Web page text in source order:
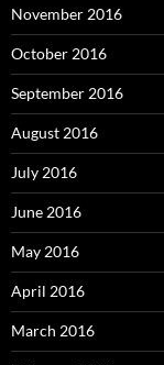
November 2016
October 2016
September 2016
August 2016
July 2016
June 2016
May 2016
April 2016
March 2016